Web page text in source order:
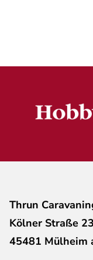
Thrun
Kölner Straße
45481 Mülheim